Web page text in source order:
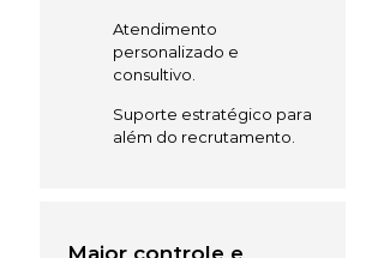
Atendimento
personalizado e
consultivo.
Suporte estratégico para
além do recrutamento.
Maior controle e